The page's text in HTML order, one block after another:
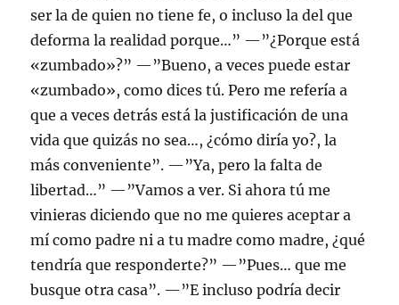
ser la de quien no tiene fe, o incluso la del que
deforma la realidad porque…” —”¿Porque está
«zumbado»?” —”Bueno, a veces puede estar
«zumbado», como dices tú. Pero me refería a
que a veces detrás está la justificación de una
vida que quizás no sea…, ¿cómo diría yo?, la
más conveniente”. —”Ya, pero la falta de
libertad…” —”Vamos a ver. Si ahora tú me
vinieras diciendo que no me quieres aceptar a
mí como padre ni a tu madre como madre, ¿qué
tendría que responderte?” —”Pues… que me
busque otra casa”. —”E incluso podría decir